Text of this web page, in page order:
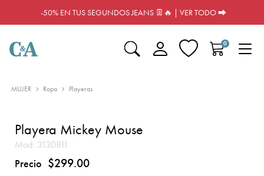
-50% EN TUS SEGUNDOS JEANS 👖🔥 | VER TODO ⮕
0
MUJER Ropa Playeras
Playera Mickey Mouse
Mod: 3130811
Precio $299.00